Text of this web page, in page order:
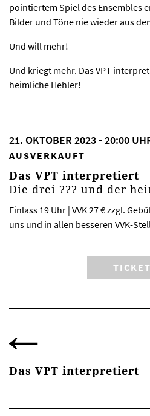
pointiertem Spiel des Ensembles
Bilder und Töne nie wieder aus
Und will mehr!
Und kriegt mehr. Das VPT
heimliche Hehler!
21. OKTOBER 2023 - 20:00
AUSVERKAUFT
Das VPT interpretiert
Die drei ??? und der
Einlass 19 Uhr | VVK 27 € zzgl.
uns und in allen besseren VVK-
Das VPT interpretiert